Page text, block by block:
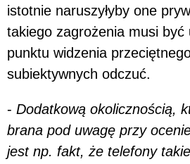
istotnie naruszyłyby one
takiego zagrożenia musi być
punktu widzenia
subiektywnych odczuć.
- Dodatkową okolicznością,
brana pod uwagę przy
jest np. fakt, że telefony